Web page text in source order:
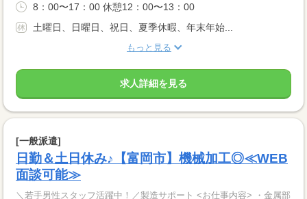
8：00〜17：00 休憩12：00〜13：00
土曜日、日曜日、祝日、夏季休暇、年末年始...
もっと見る
求人詳細を見る
[一般派遣]
日勤＆土日休み♪【富岡市】機械加工◎≪WEB
面談可能≫
＼若手男性スタッフ活躍中！／製造サポート <お仕事内容> ・金属部